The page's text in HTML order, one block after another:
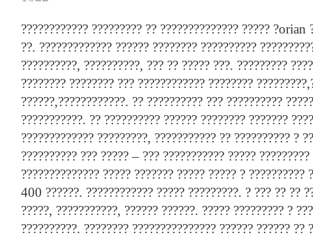
???????????? ????????? ?? ?????????????? ?????
??. ????????????? ?????? ???????? ??????????
??????????, ??????????, ??? ?? ????? ???. ?????????
???????? ???????? ??? ???????????? ????????
??????,????????????. ?? ?????????? ??? ??????????
???????????. ?? ?????????? ?????? ???????? ???????
????????????? ?????????, ??????????? ?? ?????????? ?
?????????? ??? ????? – ??? ??????????? ?????
?????????????? ????? ??????? ????? ????? ? ??????????
400 ??????. ???????????? ????? ?????????. ? ??? ?? ??
?????, ???????????, ?????? ??????. ????? ????????? ?
??????????. ???????? ??????????????? ?????? ?????? ??